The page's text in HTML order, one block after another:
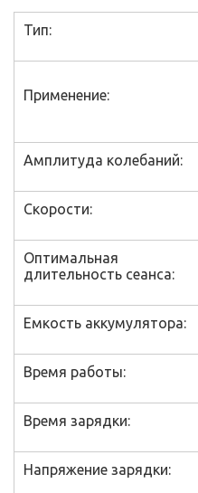
Тип:
Применение:
Амплитуда колебаний:
Скорости:
Оптимальная
длительность сеанса:
Емкость аккумулятора:
Время работы:
Время зарядки:
Напряжение зарядки: